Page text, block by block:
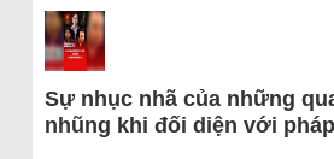
Sự nhục nhã của những
nhũng khi đối diện với